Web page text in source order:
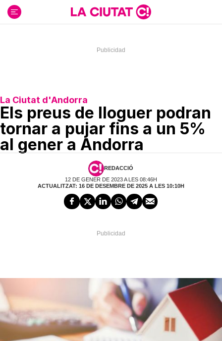
contenido
La Ciutat d'Andorra
Els preus de lloguer podran
tornar a pujar fins a un 5%
al gener a Andorra
REDACCIÓ
12 DE GENER DE 2023 A LES 08:46H
ACTUALITZAT: 16 DE DESEMBRE DE 2025 A LES 10:10H